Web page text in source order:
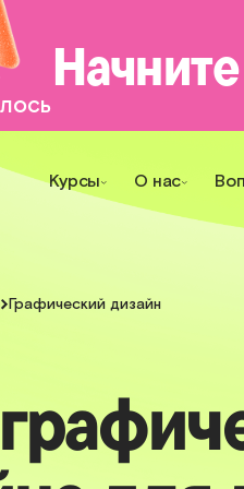
Курсы О нас
Графический дизайн